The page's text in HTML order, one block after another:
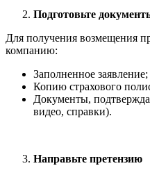
Подготовьте
Для получения возмещения
компанию:
Заполненное заявление;
Копию страхового
Документы,
видео, справки).
Направьте претензию